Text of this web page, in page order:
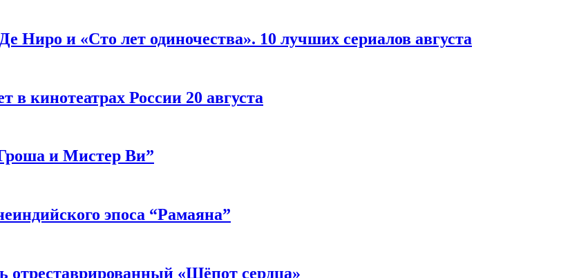
Ниро и «Сто лет одиночества». 10 лучших сериалов августа
кинотеатрах России 20 августа
и Мистер Ви”
эпоса “Рамаяна”
«Шёпот сердца»